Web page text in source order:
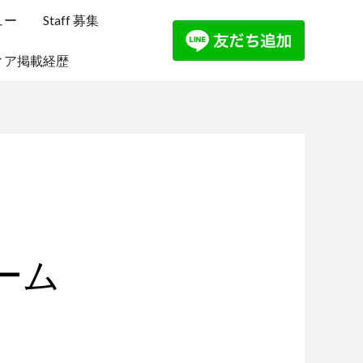
ー Staff 募集
ア掲載経歴
ム